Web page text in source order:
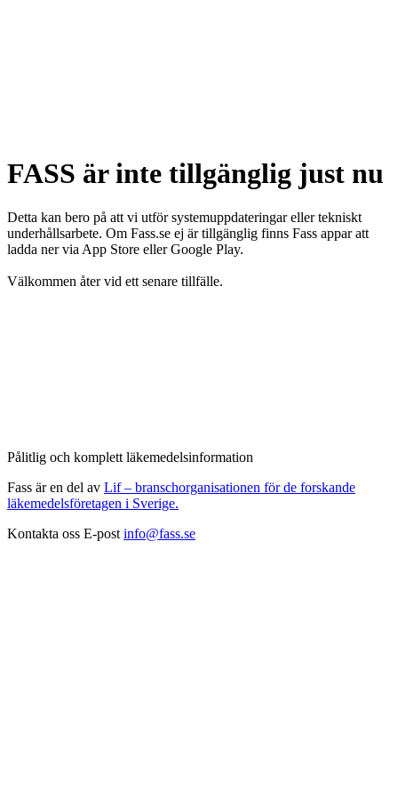
FASS är inte tillgänglig just nu
Detta kan bero på att vi utför systemuppdateringar eller tekniskt
underhållsarbete. Om Fass.se ej är tillgänglig finns Fass appar att
ladda ner via App Store eller Google Play.
Välkommen åter vid ett senare tillfälle.
Pålitlig och komplett läkemedelsinformation
Fass är en del av Lif – branschorganisationen för de forskande
läkemedelsföretagen i Sverige.
Kontakta oss E-post info@fass.se